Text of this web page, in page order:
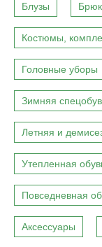
Блузы
Костюмы,
Головные уборы
Зимняя
Летняя и
Утепленная
Повседневная
Аксессуары